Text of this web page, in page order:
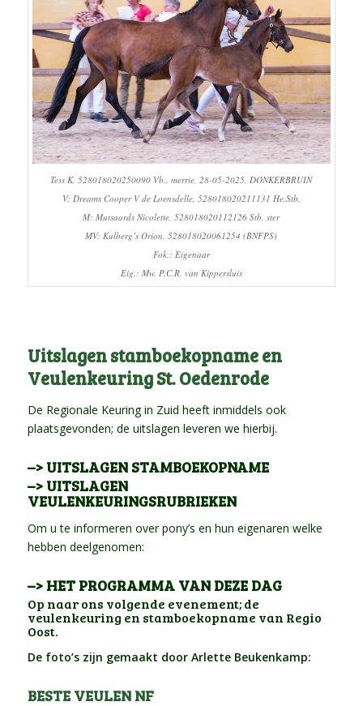
Tess K, 528018020250090 Vb., merrie, 28-05-2025, DONKERBRUIN
V: Dreams Cooper V de Loensdelle, 528018020211131 He.Stb.
M: Mutsaards Nicolette, 528018020112126 Stb. ster
MV: Kulberg’s Orion, 528018020061254 (BNFPS)
Fok.: Eigenaar
Eig.: Mw. P.C.R. van Kippersluis
Uitslagen stamboekopname en
Veulenkeuring St. Oedenrode
De Regionale Keuring in Zuid heeft inmiddels ook
plaatsgevonden; de uitslagen leveren we hierbij.
–> UITSLAGEN STAMBOEKOPNAME
–> UITSLAGEN
VEULENKEURINGSRUBRIEKEN
Om u te informeren over pony’s en hun eigenaren welke
hebben deelgenomen:
–> HET PROGRAMMA VAN DEZE DAG
Op naar ons volgende evenement; de
veulenkeuring en stamboekopname van Regio
Oost.
De foto’s zijn gemaakt door Arlette Beukenkamp:
BESTE VEULEN NF